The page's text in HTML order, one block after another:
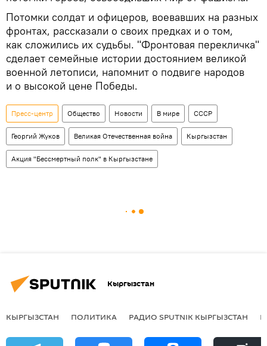
Потомки солдат и офицеров, воевавших на разных
фронтах, рассказали о своих предках и о том,
как сложились их судьбы. "Фронтовая перекличка"
сделает семейные истории достоянием великой
военной летописи, напомнит о подвиге народов
и о высокой цене Победы.
Пресс-центр Общество Новости В мире СССР
Георгий Жуков Великая Отечественная война Кыргызстан
Акция "Бессмертный полк" в Кыргызстане
Кыргызстан
КЫРГЫЗСТАН ПОЛИТИКА РАДИО SPUTNIK КЫРГЫЗСТАН